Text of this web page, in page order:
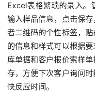
Excel表格繁琐的录入。
输入样品信息，点击保
者二维码的个性标签，
的信息和样式可以根据
库单据和客户报价索样
存，方便下次客户询问
快反应时间。